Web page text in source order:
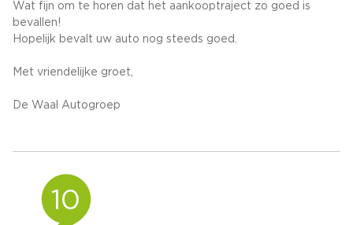
Wat fijn om te horen dat het aankooptraject zo goed is
bevallen!
Hopelijk bevalt uw auto nog steeds goed.
Met vriendelijke groet,
De Waal Autogroep
10